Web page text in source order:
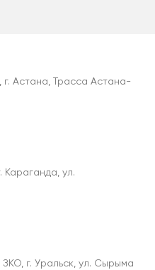
г. Астана, Трасса Астана-
Караганда, ул.
г. Уральск, ул. Сырыма